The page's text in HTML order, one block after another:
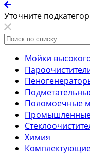
Уточните
Мойки
Поломоечные
Химия